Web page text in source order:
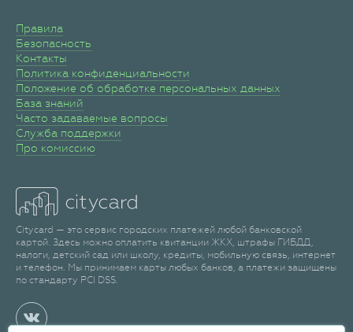
Правила
Безопасность
Контакты
Политика конфиденциальности
Положение об обработке персональных данных
База знаний
Часто задаваемые вопросы
Служба поддержки
Про комиссию
Citycard — это сервис городских платежей любой банковской
картой. Здесь можно оплатить квитанции ЖКХ, штрафы ГИБДД,
налоги, детский сад или школу, кредиты, мобильную связь, интернет
и телефон. Мы принимаем карты любых банков, а платежи защищены
по стандарту PCI DSS.